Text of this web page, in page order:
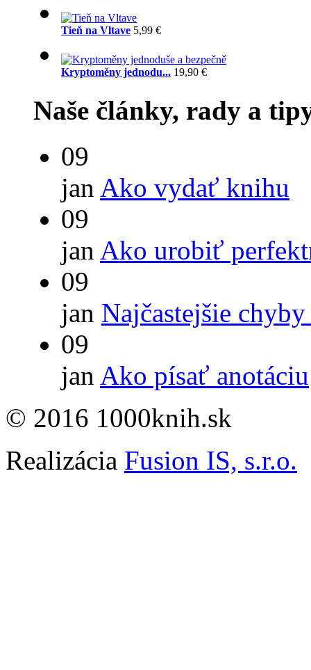
Tieň na Vltave 5,99 €
Kryptoměny jednodu... 19,90 €
Naše články, rady a
09
jan Ako vydať knihu
09
jan Ako urobiť
09
jan Najčastejšie
09
jan Ako písať anotáciu
© 2016 1000knih.sk
Realizácia Fusion IS, s.r.o.